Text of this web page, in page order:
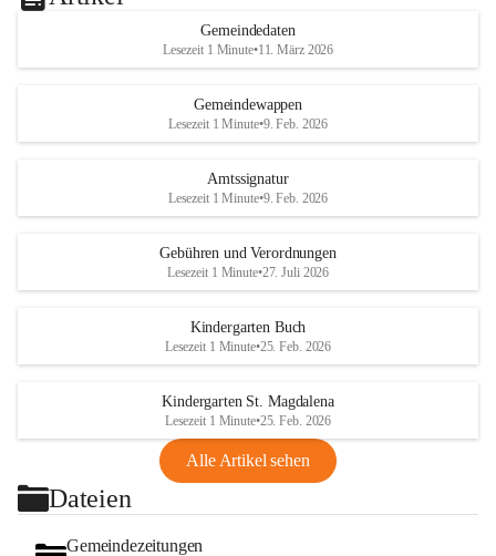
Gemeindedaten
Lesezeit 1 Minute•11. März 2026
Gemeindewappen
Lesezeit 1 Minute•9. Feb. 2026
Amtssignatur
Lesezeit 1 Minute•9. Feb. 2026
Gebühren und Verordnungen
Lesezeit 1 Minute•27. Juli 2026
Kindergarten Buch
Lesezeit 1 Minute•25. Feb. 2026
Kindergarten St. Magdalena
Lesezeit 1 Minute•25. Feb. 2026
Alle Artikel sehen
Dateien
Gemeindezeitungen